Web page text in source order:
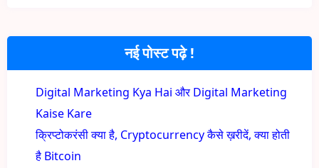
नई पोस्ट पढ़े !
Digital Marketing Kya Hai और Digital Marketing
Kaise Kare
क्रिप्टोकरंसी क्या है, Cryptocurrency कैसे ख़रीदें, क्या होती
है Bitcoin